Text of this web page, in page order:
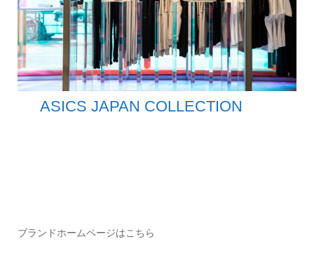
ASICS JAPAN COLLECTION
ブランドホームページはこちら